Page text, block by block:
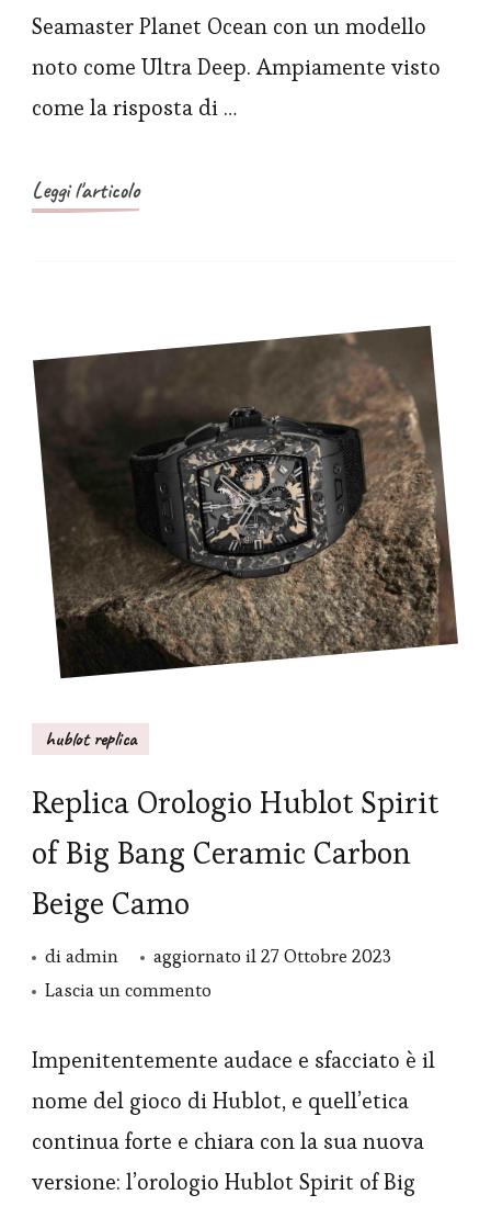
6000M
Ultra
Deep,
Seamaster Planet Ocean con un modello
noto come Ultra Deep. Ampiamente visto
come la risposta di …
Leggi l'articolo
hublot replica
Replica Orologio Hublot Spirit
of Big Bang Ceramic Carbon
Beige Camo
diadmin aggiornato il27 Ottobre 2023
Lascia un commento
Orologio
Hublot
Big
Impenitentemente audace e sfacciato è il
nome del gioco di Hublot, e quell’etica
continua forte e chiara con la sua nuova
versione: l’orologio Hublot Spirit of Big